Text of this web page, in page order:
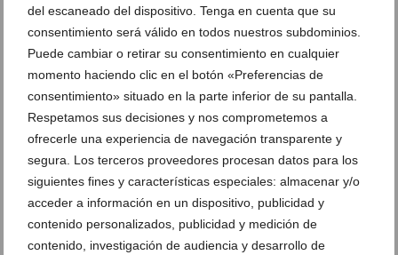
del escaneado del dispositivo. Tenga en cuenta que su
consentimiento será válido en todos nuestros subdominios.
Puede cambiar o retirar su consentimiento en cualquier
momento haciendo clic en el botón «Preferencias de
consentimiento» situado en la parte inferior de su pantalla.
Respetamos sus decisiones y nos comprometemos a
ofrecerle una experiencia de navegación transparente y
segura. Los terceros proveedores procesan datos para los
siguientes fines y características especiales: almacenar y/o
acceder a información en un dispositivo, publicidad y
contenido personalizados, publicidad y medición de
contenido, investigación de audiencia y desarrollo de
Ossadia Dexcaro
en Dexcaro
degustar tu paladar
en Dénia
con un Sol Repsol
proximidad
Menú degustación de alta cocina en
D’Excaro
Cocina sin fronteras en el centro de
Dénia